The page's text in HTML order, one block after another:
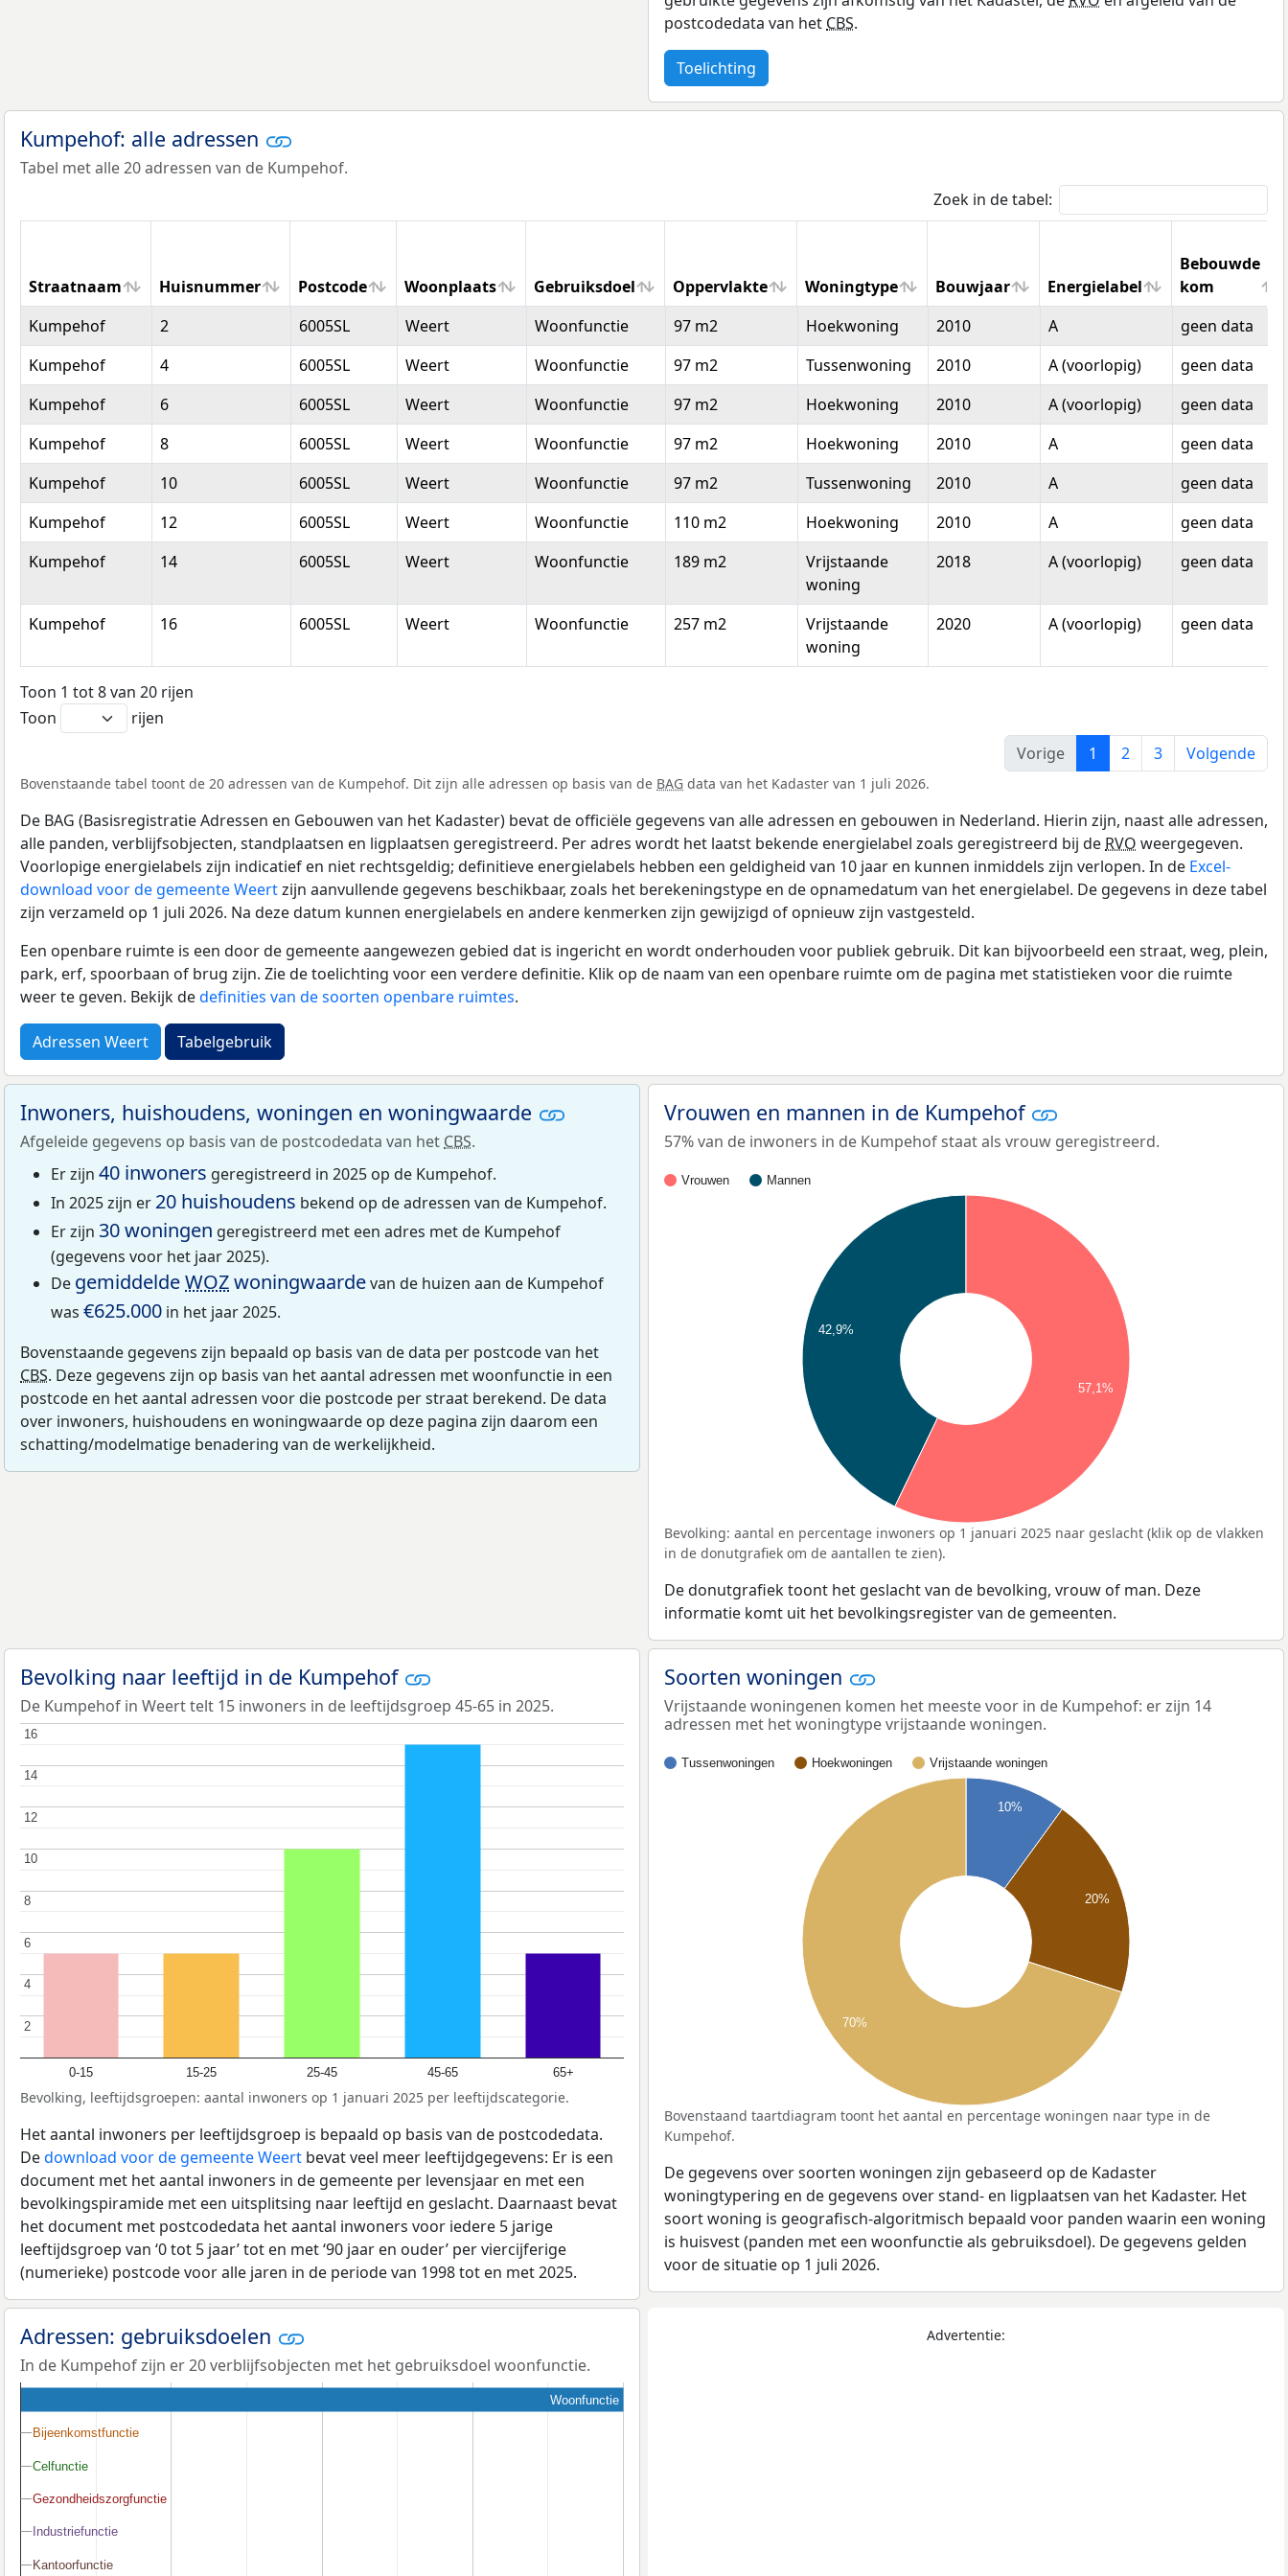
postcodedata van het CBS.
Toelichting
Kumpehof: alle adressen
Tabel met alle 20 adressen van de Kumpehof.
Zoek in de tabel:
Straatnaam Huisnummer Postcode Woonplaats Gebruiksdoel Oppervlakte Woningtype Bouwjaar Energielabel
Bebouwde
kom
Straatnaam
Huisnummer Postcode Woonplaats Gebruiksdoel Oppervlakte Woningtype Bouwjaar Energielabel
Bebouwde
kom
Kumpehof 2 6005SL Weert Woonfunctie 97 m2 Hoekwoning 2010 A
geen data
Kumpehof
4 6005SL Weert Woonfunctie 97 m2 Tussenwoning 2010 A (voorlopig)
geen data
Kumpehof
6 6005SL Weert Woonfunctie 97 m2 Hoekwoning 2010 A (voorlopig)
geen data
Kumpehof
8 6005SL Weert Woonfunctie 97 m2 Hoekwoning 2010 A
geen data
Kumpehof
10 6005SL Weert Woonfunctie 97 m2 Tussenwoning 2010 A
geen data
Kumpehof
12 6005SL Weert Woonfunctie 110 m2 Hoekwoning 2010 A
geen data
Kumpehof
14 6005SL Weert Woonfunctie 189 m2
Vrijstaande
woning
2018 A (voorlopig) geen data
Kumpehof 16 6005SL Weert Woonfunctie 257 m2
Vrijstaande
woning
2020 A (voorlopig) geen data
Toon 1 tot 8 van 20 rijen
Toon
rijen
Vorige
1 2 3 Volgende
Bovenstaande tabel toont de 20 adressen van de Kumpehof. Dit zijn alle adressen op basis van de BAG data van het Kadaster van 1 juli 2026.
De BAG (Basisregistratie Adressen en Gebouwen van het Kadaster) bevat de officiële gegevens van alle adressen en gebouwen in Nederland. Hierin zijn, naast alle adressen,
alle panden, verblijfsobjecten, standplaatsen en ligplaatsen geregistreerd. Per adres wordt het laatst bekende energielabel zoals geregistreerd bij de RVO weergegeven.
Voorlopige energielabels zijn indicatief en niet rechtsgeldig; definitieve energielabels hebben een geldigheid van 10 jaar en kunnen inmiddels zijn verlopen. In de Excel-
download voor de gemeente Weertzijn aanvullende gegevens beschikbaar, zoals het berekeningstype en de opnamedatum van het energielabel. De gegevens in deze tabel
zijn verzameld op 1 juli 2026. Na deze datum kunnen energielabels en andere kenmerken zijn gewijzigd of opnieuw zijn vastgesteld.
Een openbare ruimte is een door de gemeente aangewezen gebied dat is ingericht en wordt onderhouden voor publiek gebruik. Dit kan bijvoorbeeld een straat, weg, plein,
park, erf, spoorbaan of brug zijn. Zie de toelichting voor een verdere definitie. Klik op de naam van een openbare ruimte om de pagina met statistieken voor die ruimte
weer te geven. Bekijk dedefinities van de soorten openbare ruimtes.
Adressen Weert Tabelgebruik
Inwoners, huishoudens, woningen en woningwaarde
Afgeleide gegevens op basis van de postcodedata van het CBS.
Er zijn 40 inwoners geregistreerd in 2025 op de Kumpehof.
In 2025 zijn er 20 huishoudens bekend op de adressen van de Kumpehof.
Er zijn 30 woningen geregistreerd met een adres met de Kumpehof
(gegevens voor het jaar 2025).
De gemiddeldeWOZwoningwaardevan de huizen aan de Kumpehof
was €625.000 in het jaar 2025.
Bovenstaande gegevens zijn bepaald op basis van de data per postcode van het
CBS. Deze gegevens zijn op basis van het aantal adressen met woonfunctie in een
postcode en het aantal adressen voor die postcode per straat berekend. De data
over inwoners, huishoudens en woningwaarde op deze pagina zijn daarom een
schatting/modelmatige benadering van de werkelijkheid.
Vrouwen en mannen in de Kumpehof
57% van de inwoners in de Kumpehof staat als vrouw geregistreerd.
Vrouwen Mannen
42,9%
57,1%
Bevolking: aantal en percentage inwoners op 1 januari 2025 naar geslacht (klik op de vlakken
in de donutgrafiek om de aantallen te zien).
De donutgrafiek toont het geslacht van de bevolking, vrouw of man. Deze
informatie komt uit het bevolkingsregister van de gemeenten.
Bevolking naar leeftijd in de Kumpehof
De Kumpehof in Weert telt 15 inwoners in de leeftijdsgroep 45-65 in 2025.
0-15 15-25 25-45 45-65 65+
2
2
4
4
6
6
8
8
10
10
12
12
14
14
16
16
Bevolking, leeftijdsgroepen: aantal inwoners op 1 januari 2025 per leeftijdscategorie.
Het aantal inwoners per leeftijdsgroep is bepaald op basis van de postcodedata.
Dedownload voor de gemeente Weert bevat veel meer leeftijdgegevens: Er is een
document met het aantal inwoners in de gemeente per levensjaar en met een
bevolkingspiramide met een uitsplitsing naar leeftijd en geslacht. Daarnaast bevat
het document met postcodedata het aantal inwoners voor iedere 5 jarige
leeftijdsgroep van ‘0 tot 5 jaar’ tot en met ‘90 jaar en ouder’ per viercijferige
(numerieke) postcode voor alle jaren in de periode van 1998 tot en met 2025.
Soorten woningen
Vrijstaande woningenen komen het meeste voor in de Kumpehof: er zijn 14
adressen met het woningtype vrijstaande woningen.
Tussenwoningen Hoekwoningen Vrijstaande woningen
10%
20%
70%
Bovenstaand taartdiagram toont het aantal en percentage woningen naar type in de
Kumpehof.
De gegevens over soorten woningen zijn gebaseerd op de Kadaster
woningtypering en de gegevens over stand- en ligplaatsen van het Kadaster. Het
soort woning is geografisch-algoritmisch bepaald voor panden waarin een woning
is huisvest (panden met een woonfunctie als gebruiksdoel). De gegevens gelden
voor de situatie op 1 juli 2026.
Adressen: gebruiksdoelen
In de Kumpehof zijn er 20 verblijfsobjecten met het gebruiksdoel woonfunctie.
Woonfunctie
Bijeenkomstfunctie
Bijeenkomstfunctie
Celfunctie
Celfunctie
Gezondheidszorgfunctie
Gezondheidszorgfunctie
Industriefunctie
Industriefunctie
Kantoorfunctie
Kantoorfunctie
Advertentie: